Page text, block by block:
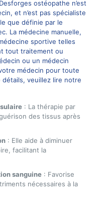
ostéopathe n’est
et n’est pas spécialiste
que définie par le
La médecine manuelle,
sportive telles
tout traitement ou
ou un médecin
médecin pour toute
veuillez lire notre
: La thérapie par
des tissus après
: Elle aide à diminuer
facilitant la
sanguine: Favorise
nécessaires à la